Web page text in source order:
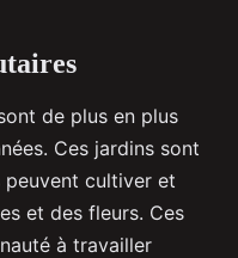
de plus en plus
Ces jardins sont
peuvent cultiver et
et des fleurs. Ces
à travailler